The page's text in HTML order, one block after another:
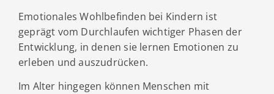
Emotionales Wohlbefinden bei Kindern ist
geprägt vom Durchlaufen wichtiger Phasen der
Entwicklung, in denen sie lernen Emotionen zu
erleben und auszudrücken.
Im Alter hingegen können Menschen mit